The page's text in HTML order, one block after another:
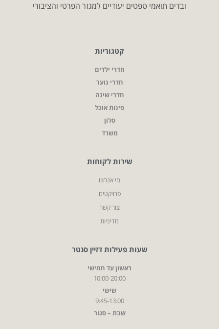
ובדים תואמי טפטים יעודיים למגזר הפרטי והציבורי
קטגוריות
חדרי ילדים
חדרי נוער
חדרי שינה
פינות אוכל
סלון
משרד
שירות לקוחות
מי אנחנו
פרויקטים
צור קשר
מדיניות
שעות פעילות דזיין סנטר
ראשון עד חמישי
10:00-20:00
שישי
9:45-13:00
שבת – סגור